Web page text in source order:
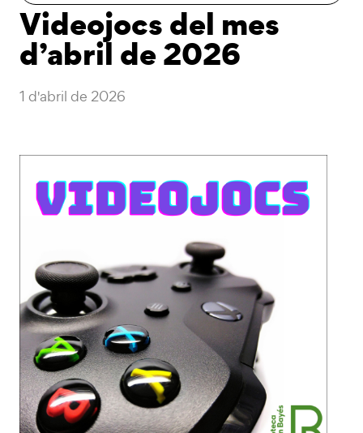
Videojocs del mes
d’abril de 2026
1 d'abril de 2026